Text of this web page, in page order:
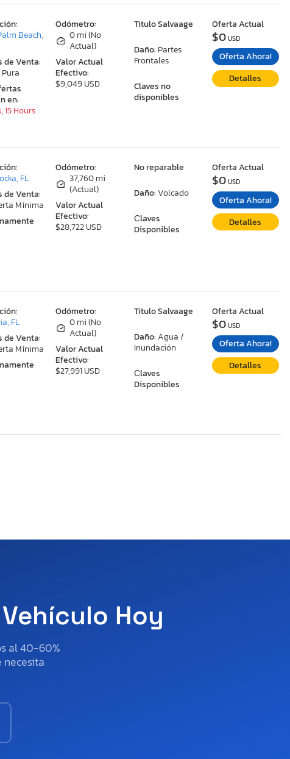
Odómetro:
0 mi (No
Actual)
Valor Actual
Efectivo:
$9,049 USD
Titulo Salvaage
Daño: Partes
Frontales
Claves no
disponibles
Beach,
de Venta:
en:
15 Hours
Oferta Actual
$0USD
Oferta Ahora!
Detalles
Odómetro:
37,760 mi
(Actual)
Valor Actual
Efectivo:
$28,722 USD
No reparable
Daño:Volcado
Сlaves
Disponibles
FL
de Venta:
Mínima
Oferta Actual
$0USD
Oferta Ahora!
Detalles
Odómetro:
0 mi (No
Actual)
Valor Actual
Efectivo:
$27,991 USD
Titulo Salvaage
Daño: Agua /
Inundación
Сlaves
Disponibles
FL
de Venta:
Mínima
Oferta Actual
$0USD
Oferta Ahora!
Detalles
Hoy
al 40-60%
necesita